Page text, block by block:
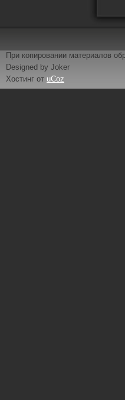
При копировании материалов
Designed by Joker
Хостинг от uCoz